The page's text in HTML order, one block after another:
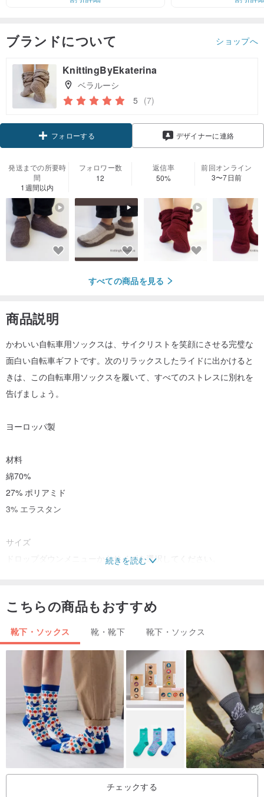
ブランドについて ショップへ
KnittingByEkaterina
ベラルーシ
5 (7)
フォローする デザイナーに連絡
発送までの所要時
間
1週間以内
フォロワー数
12
返信率
50%
前回オンライン
3〜7日前
すべての商品を見る
商品説明
かわいい自転車用ソックスは、サイクリストを笑顔にさせる完璧な
面白い自転車ギフトです。次のリラックスしたライドに出かけると
きは、この自転車用ソックスを履いて、すべてのストレスに別れを
告げましょう。
ヨーロッパ製
材料
綿70%
27% ポリアミド
3% エラスタン
サイズ
ドロップダウンメニューからサイズを選択してください。
EU44-45/UK10-11/US11-12/29cm/11.4インチ
引っ張ってください）
処理時間は 1 ～ 2 日です。納期は10〜15日です。追跡番号が提供さ
れます。
靴下を裏返し、洗濯袋に入れて30℃で洗濯機で洗います。漂白剤、
アイロン、乾燥機は使用しないでください。
続きを読む
こちらの商品もおすすめ
靴下・ソックス 靴・靴下 靴下・ソックス
チェックする